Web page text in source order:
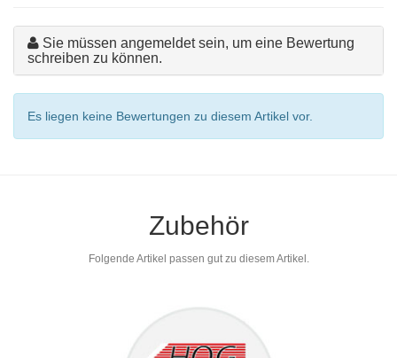
Sie müssen angemeldet sein, um eine Bewertung
schreiben zu können.
Es liegen keine Bewertungen zu diesem Artikel vor.
Zubehör
Folgende Artikel passen gut zu diesem Artikel.